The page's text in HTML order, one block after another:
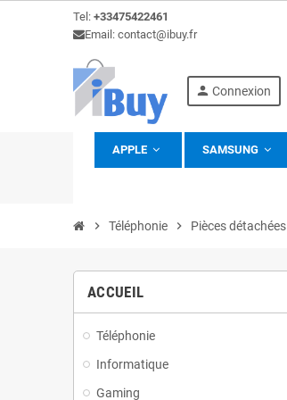
Tel: +33475422461
Email: contact@ibuy.fr
person Connexion
view_headline
APPLE SAMSUNG
chevron_right Téléphonie chevron_right Pièces détachées
ACCUEIL
Téléphonie
Informatique
Gaming